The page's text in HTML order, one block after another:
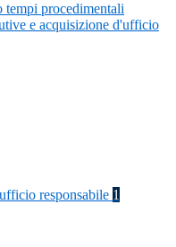
tempi procedimentali
e acquisizione d'ufficio
responsabile 1